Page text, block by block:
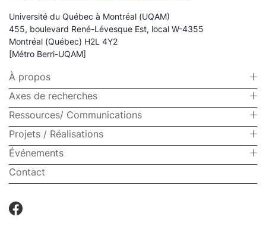
Université du Québec à Montréal (UQAM)
455, boulevard René-Lévesque Est, local W-4355
Montréal (Québec) H2L 4Y2
[Métro Berri-UQAM]
À propos
Axes de recherches
Ressources/ Communications
Projets / Réalisations
Événements
Contact